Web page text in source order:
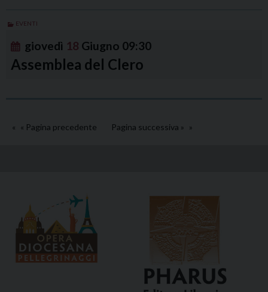
EVENTI
giovedì 18 Giugno 09:30
Assemblea del Clero
« Pagina precedente Pagina successiva »